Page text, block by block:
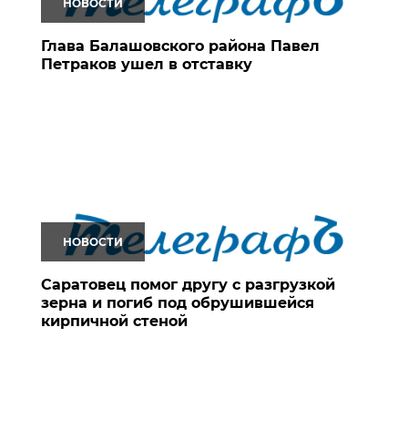
НОВОСТИ
Глава Балашовского района Павел
Петраков ушел в отставку
НОВОСТИ
Саратовец помог другу с разгрузкой
зерна и погиб под обрушившейся
кирпичной стеной